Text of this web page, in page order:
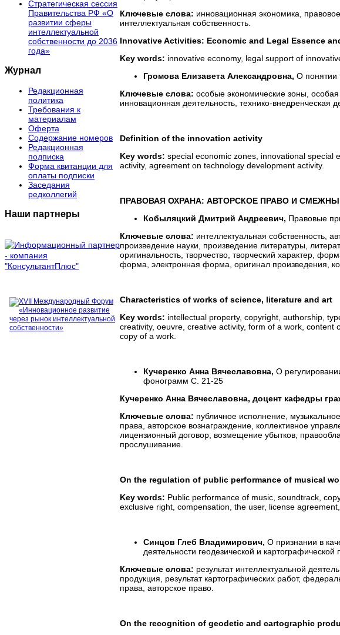
Стратегическая сессия
Правительства РФ «О
развитии сферы
интеллектуальной
собственности до 2036
года»
Журнал
Редакционная
политика
Требования к
материалам
Оферта
Содержание номеров
Редакционная
подписка
Форма квитанции для
оплаты подписки
Заседания
редколлегий
Наши партнеры
Ключевые слова: инновационная экономика,
интеллектуальная собственность.
Innovative Activities: Economic and Legal Essence
Key words: innovative economy, legal support of
Громова Елизавета Александровна, О понятии
Ключевые слова: особые экономические зоны, особая
инновационная деятельность, технико-внедренческая
Definition of the innovation activity
Key words: special economic zones, innovational special
activity, agreement on technology development activity.
ПРАВОВАЯ ОХРАНА: АВТОРСКОЕ ПРАВО И
Кобыляцкий Дмитрий Андреевич, Правовые
Ключевые слова: интеллектуальная собственность,
произведение науки, произведение литературы,
оригинальность, творчество, творческий характер,
форма, электронная форма, оригинал произведения,
Characteristics of works of science, literature and art
Key words: intellectual property, copyright, authorship,
creativity, oeuvre, creative activity, form of a work,
copy of a work.
Кучеренко Анна Вячеславовна, О
фонограмм С. 21-25
Кучеренко Анна Вячеславовна, доцент кафедры
Ключевые слова: публичное исполнение,
права, авторское вознаграждение, коллективное
лицензионный договор, возмещение убытков,
прослушивание.
On the regulation of public performance of musical
Key words: Public performance of music, soundtrack,
exclusive right, compensation, the user, license
Синцов Глеб Владимирович, О признании в
деятельности геодезической и
Ключевые слова: результат интеллектуальной
продукция, результат картографических работ,
права, авторское право.
On the recognition of geodetic and cartographic